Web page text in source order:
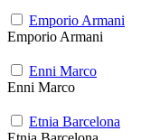
Emporio Armani
Emporio Armani
Enni Marco
Enni Marco
Etnia Barcelona